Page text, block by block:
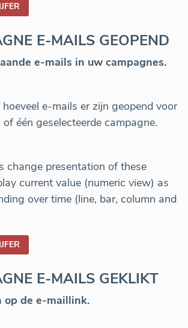
E-MAILS GEOPEND
e-mails in uw campagnes.
e-mails er zijn geopend voor
één geselecteerde campagne.
change presentation of these
current value (numeric view) as
over time (line, bar, column and
E-MAILS GEKLIKT
de e-maillink.